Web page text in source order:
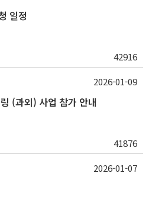
일정
42916
(과외) 사업 참가 안내
41876
2026-01-09
2026-01-07